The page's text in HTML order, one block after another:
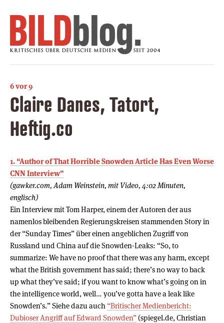
6 vor 9
Claire Danes, Tatort,
Heftig.co
1. “Author of That Horrible Snowden Article Has Even Worse
CNN Interview”
(gawker.com, Adam Weinstein, mit Video, 4:02 Minuten,
englisch)
Ein Interview mit Tom Harper, einem der Autoren der aus
namenlos bleibenden Regierungskreisen stammenden Story in
der “Sunday Times” über einen angeblichen Zugriff von
Russland und China auf die Snowden-Leaks: “So, to
summarize: We have no proof that there was any harm, except
what the British government has said; there’s no way to back
up what they’ve said; if you want to know what’s going on in
the intelligence world, well… you’ve gotta have a leak like
Snowden’s.” Siehe dazu auch “Britischer Medienbericht:
Dubioser Angriff auf Edward Snowden” (spiegel.de, Christian